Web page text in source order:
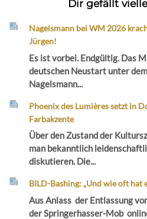
Dir gefällt
Nagelsmann bei WM 2026
Jürgen!
Es ist vorbei. Endgültig. Das
deutschen Neustart unter
Nagelsmann...
Phoenix des Lumières setzt in
Farbakzente
Über den Zustand der
man bekanntlich
diskutieren. Die...
BILD-Bashing: „Und wie oft hat
Aus Anlass der Entlassung
der Springerhasser-Mob